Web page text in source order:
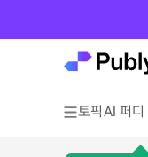
토픽AI 퍼디